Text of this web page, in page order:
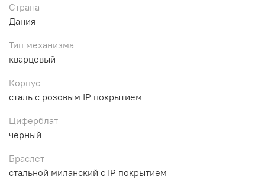
Страна
Дания
Тип механизма
кварцевый
Корпус
сталь с розовым IP покрытием
Циферблат
черный
Браслет
стальной миланский с IP покрытием